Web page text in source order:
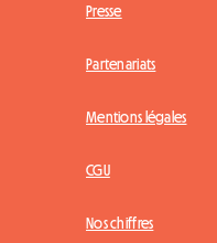
Presse
Partenariats
Mentions légales
CGU
Nos chiffres